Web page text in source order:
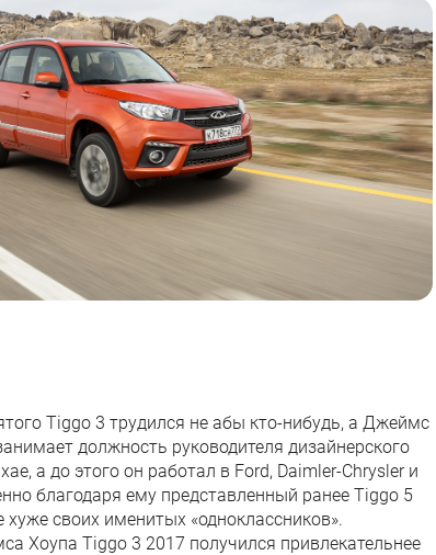
Tiggo 3 трудился не абы кто-нибудь, а Джеймс
должность руководителя дизайнерского
а до этого он работал в Ford, Daimler-Chrysler и
благодаря ему представленный ранее Tiggo 5
хуже своих именитых «одноклассников».
Хоупа Tiggo 3 2017 получился привлекательнее